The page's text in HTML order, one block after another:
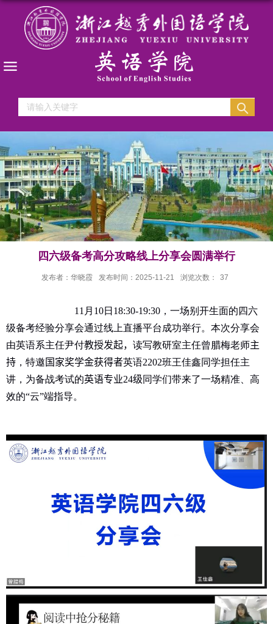
四六级备考高分攻略线上分享会圆满举行
发布者：华晓霞 发布时间：2025-11-21 浏览次数： 37
11 月 10日 18:30-19:30 ，一场别开生面的四六
级备考经验分享会通过线上直播平台成功举行。本次分享会
由英语系主任尹付教授发起， 读写教研室主任曾腊梅老师主
持 ，特邀 国家奖学金获得者英语2202班王佳鑫同学担任主
讲，为备战考试的英语专业24级同学们带来了一场精准、高
效的“云”端指导。